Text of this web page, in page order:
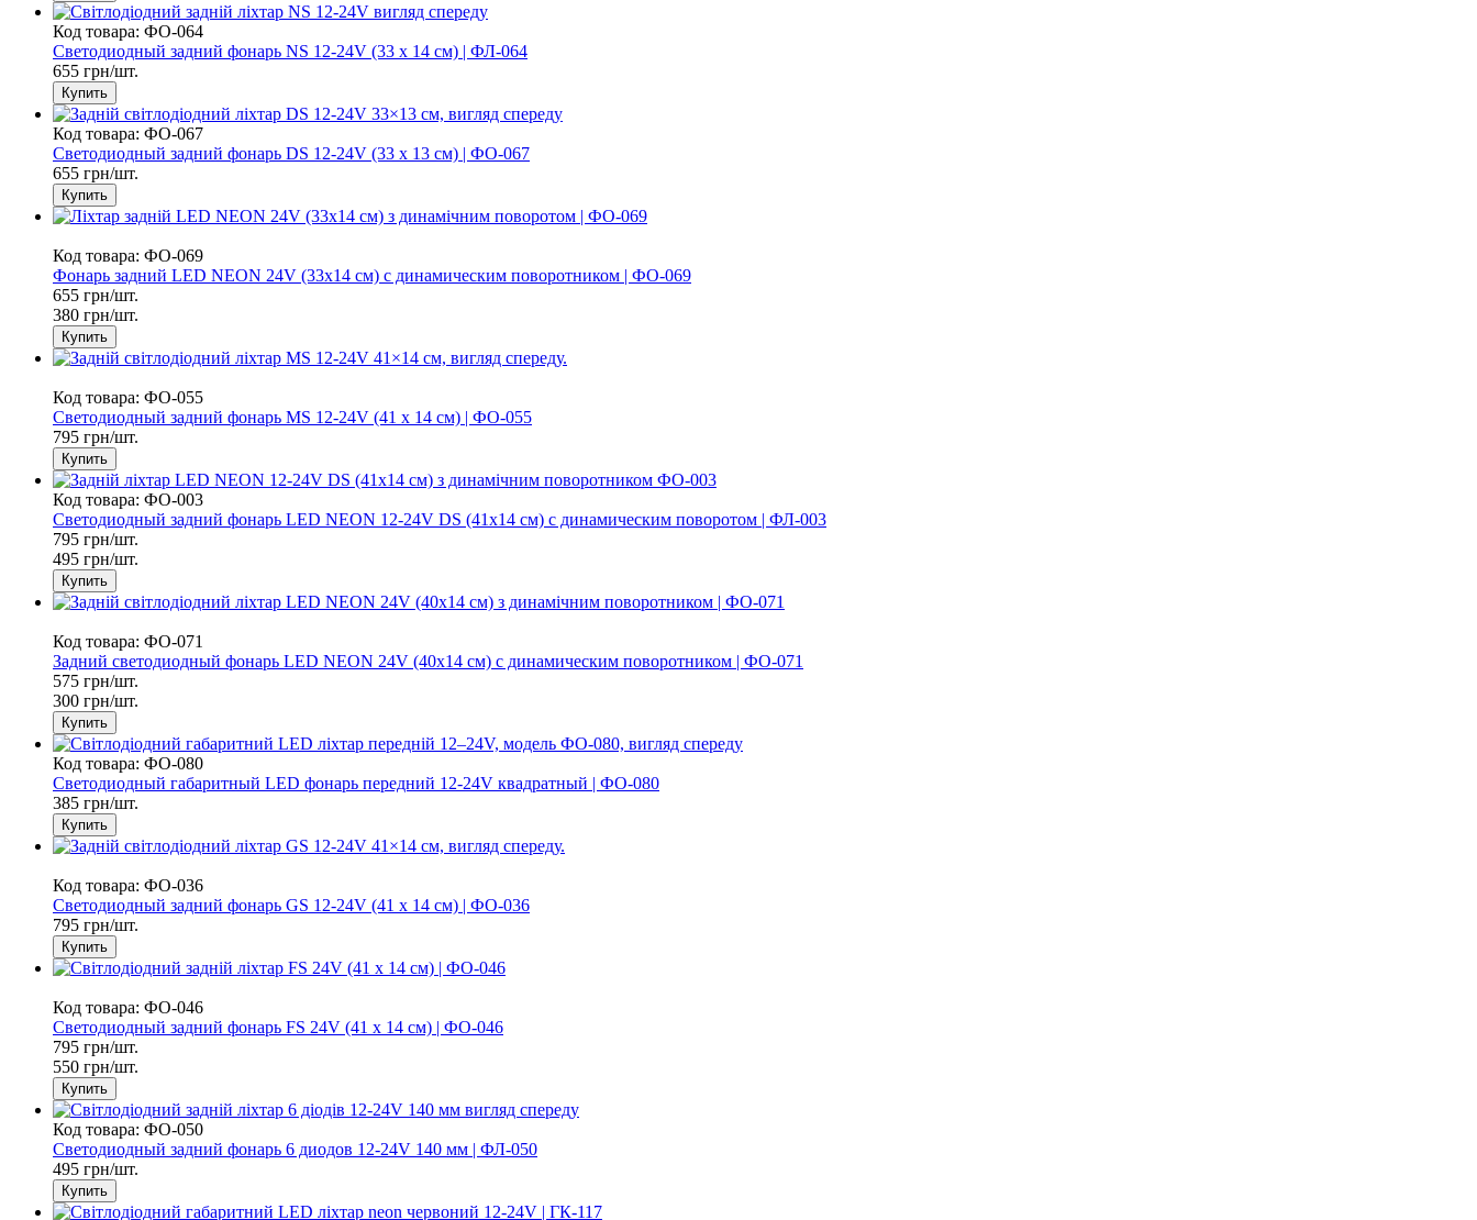
Код товара: ФО-064
Светодиодный задний фонарь NS 12-24V (33 х 14 см) | ФЛ-064
655 грн/шт.
Купить
Код товара: ФО-067
Светодиодный задний фонарь DS 12-24V (33 х 13 см) | ФО-067
655 грн/шт.
Купить
Код товара: ФО-069
Фонарь задний LED NEON 24V (33x14 см) с динамическим поворотником | ФО-069
655 грн/шт.
380 грн/шт.
Купить
Код товара: ФО-055
Светодиодный задний фонарь MS 12-24V (41 х 14 см) | ФО-055
795 грн/шт.
Купить
Код товара: ФО-003
Светодиодный задний фонарь LED NEON 12-24V DS (41x14 см) с динамическим поворотом | ФЛ-003
795 грн/шт.
495 грн/шт.
Купить
Код товара: ФО-071
Задний cветодиодный фонарь LED NEON 24V (40x14 см) с динамическим поворотником | ФО-071
575 грн/шт.
300 грн/шт.
Купить
Код товара: ФО-080
Светодиодный габаритный LED фонарь передний 12-24V квадратный | ФО-080
385 грн/шт.
Купить
Код товара: ФО-036
Светодиодный задний фонарь GS 12-24V (41 х 14 см) | ФО-036
795 грн/шт.
Купить
Код товара: ФО-046
Светодиодный задний фонарь FS 24V (41 х 14 см) | ФО-046
795 грн/шт.
550 грн/шт.
Купить
Код товара: ФО-050
Светодиодный задний фонарь 6 диодов 12-24V 140 мм | ФЛ-050
495 грн/шт.
Купить